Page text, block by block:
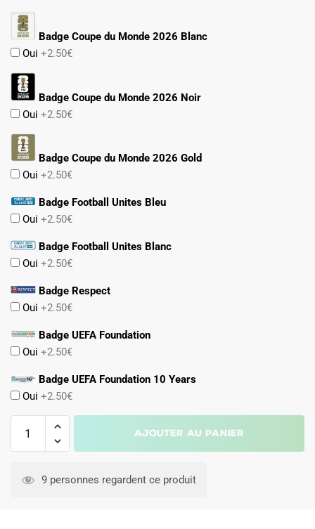
Badge Coupe du Monde 2026 Blanc
Oui +2.50€
Badge Coupe du Monde 2026 Noir
Oui +2.50€
Badge Coupe du Monde 2026 Gold
Oui +2.50€
Badge Football Unites Bleu
Oui +2.50€
Badge Football Unites Blanc
Oui +2.50€
Badge Respect
Oui +2.50€
Badge UEFA Foundation
Oui +2.50€
Badge UEFA Foundation 10 Years
Oui +2.50€
Espagne
Ajouter au panier
9 personnes regardent ce produit